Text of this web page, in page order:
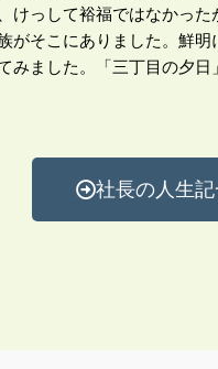
けっして裕福ではなかっ
がそこにありました。鮮
みました。「三丁目の夕
社長の人生